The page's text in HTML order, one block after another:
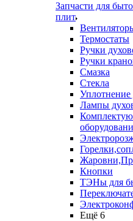
Запчасти для
плит
Термостаты
Ручки
Ручки
Смазка
Стекла
Уплотнение
Лампы
Кнопки
ТЭНы для
Ещё 6